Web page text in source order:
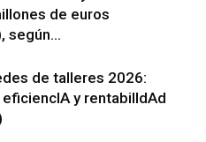
de euros
según...
de talleres 2026:
y rentabilIdAd